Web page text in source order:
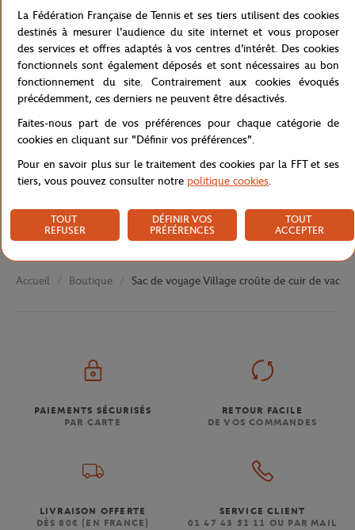
Référence : RBGA0120-MAR-TU
Caractéristiques
Livraison et retours
Accueil Boutique Sac de voyage Village croûte de cuir de
PAIEMENTS SÉCURISÉS
PAR CARTE
RETOUR FACILE
DE VOS COMMANDES
LIVRAISON OFFERTE
DÈS 80€ (EN FRANCE)
SERVICE CLIENT
01 47 43 51 11 OU PAR MAIL
La Fédération Française de Tennis et ses tiers utilisent des cookies
destinés à mesurer l'audience du site internet et vous proposer
des services et offres adaptés à vos centres d'intérêt. Des cookies
fonctionnels sont également déposés et sont nécessaires au bon
fonctionnement du site. Contrairement aux cookies évoqués
précédemment, ces derniers ne peuvent être désactivés.
Faites-nous part de vos préférences pour chaque catégorie de
cookies en cliquant sur "Définir vos préférences".
Pour en savoir plus sur le traitement des cookies par la FFT et ses
tiers, vous pouvez consulter notre politique cookies.
TOUT
REFUSER
DÉFINIR VOS
PRÉFÉRENCES
TOUT
ACCEPTER